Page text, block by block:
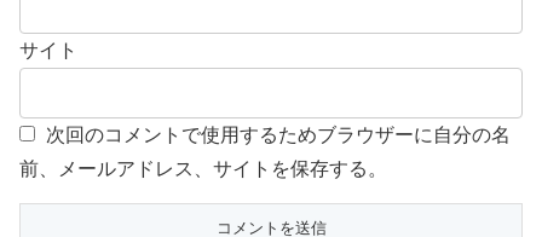
サイト
次回のコメントで使用するためブラウザーに自分の名
前、メールアドレス、サイトを保存する。